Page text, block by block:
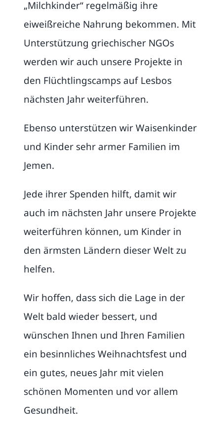
„Milchkinder“ regelmäßig ihre
eiweißreiche Nahrung bekommen. Mit
Unterstützung griechischer NGOs
werden wir auch unsere Projekte in
den Flüchtlingscamps auf Lesbos
nächsten Jahr weiterführen.
Ebenso unterstützen wir Waisenkinder
und Kinder sehr armer Familien im
Jemen.
Jede ihrer Spenden hilft, damit wir
auch im nächsten Jahr unsere Projekte
weiterführen können, um Kinder in
den ärmsten Ländern dieser Welt zu
helfen.
Wir hoffen, dass sich die Lage in der
Welt bald wieder bessert, und
wünschen Ihnen und Ihren Familien
ein besinnliches Weihnachtsfest und
ein gutes, neues Jahr mit vielen
schönen Momenten und vor allem
Gesundheit.